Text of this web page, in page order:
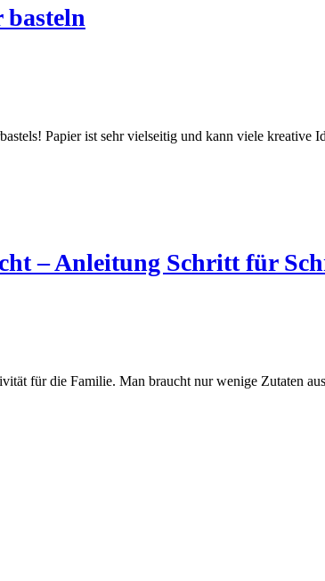
basteln
Papier ist sehr vielseitig und kann viele kreative
– Anleitung Schritt für
für die Familie. Man braucht nur wenige Zutaten